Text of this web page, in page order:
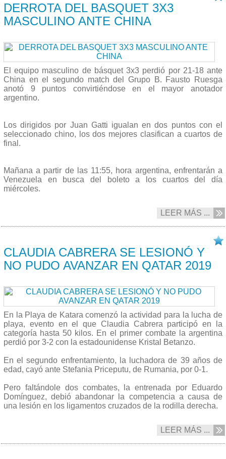
DERROTA DEL BASQUET 3X3
MASCULINO ANTE CHINA
El equipo masculino de básquet 3x3 perdió por 21-18 ante
China en el segundo match del Grupo B. Fausto Ruesga
anotó 9 puntos convirtiéndose en el mayor anotador
argentino.
Los dirigidos por Juan Gatti igualan en dos puntos con el
seleccionado chino, los dos mejores clasifican a cuartos de
final.
Mañana a partir de las 11:55, hora argentina, enfrentarán a
Venezuela en busca del boleto a los cuartos del día
miércoles.
LEER MÁS ...
CLAUDIA CABRERA SE LESIONÓ Y
NO PUDO AVANZAR EN QATAR 2019
En la Playa de Katara comenzó la actividad para la lucha de
playa, evento en el que Claudia Cabrera participó en la
categoría hasta 50 kilos. En el primer combate la argentina
perdió por 3-2 con la estadounidense Kristal Betanzo.
En el segundo enfrentamiento, la luchadora de 39 años de
edad, cayó ante Stefania Priceputu, de Rumania, por 0-1.
Pero faltándole dos combates, la entrenada por Eduardo
Domínguez, debió abandonar la competencia a causa de
una lesión en los ligamentos cruzados de la rodilla derecha.
LEER MÁS ...